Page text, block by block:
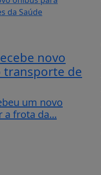
novo
transporte de
um novo
a frota da...